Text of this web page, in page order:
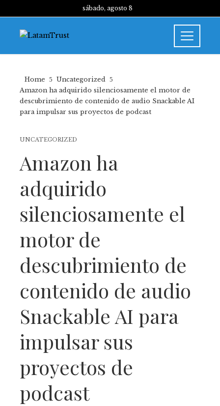
sábado, agosto 8
Home
Uncategorized
Amazon ha adquirido silenciosamente el motor de
descubrimiento de contenido de audio Snackable AI
para impulsar sus proyectos de podcast
UNCATEGORIZED
Amazon ha
adquirido
silenciosamente el
motor de
descubrimiento de
contenido de audio
Snackable AI para
impulsar sus
proyectos de
podcast